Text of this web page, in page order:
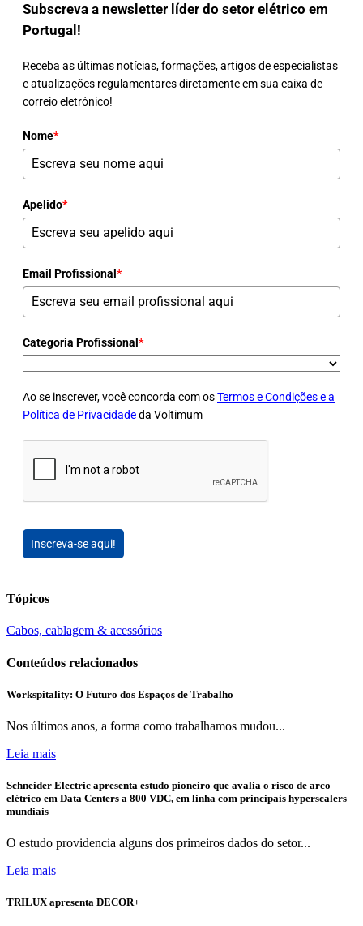
Subscreva a newsletter líder do setor elétrico em
Portugal!
Receba as últimas notícias, formações, artigos de especialistas
e atualizações regulamentares diretamente em sua caixa de
correio eletrónico!
Nome*
Apelido*
Email Profissional *
Categoria Profissional *
Ao se inscrever, você concorda com osTermos e Condições e a
Política de Privacidadeda Voltimum
Inscreva-se aqui!
Tópicos
Cabos, cablagem & acessórios
Conteúdos relacionados
Workspitality: O Futuro dos Espaços de Trabalho
Nos últimos anos, a forma como trabalhamos mudou...
Leia mais
Schneider Electric apresenta estudo pioneiro que avalia o risco de arco
elétrico em Data Centers a 800 VDC, em linha com principais hyperscalers
mundiais
O estudo providencia alguns dos primeiros dados do setor...
Leia mais
TRILUX apresenta DECOR+